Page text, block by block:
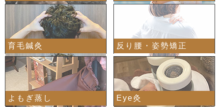
育毛鍼灸 反り腰・姿勢矯正
よもぎ蒸し Eye灸